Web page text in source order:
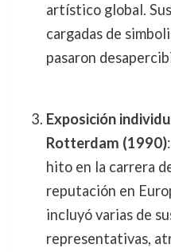
artístico global.
cargadas de
pasaron
Exposición
Rotterdam (1990)
hito en la carrera
reputación en
incluyó varias de
representativas,